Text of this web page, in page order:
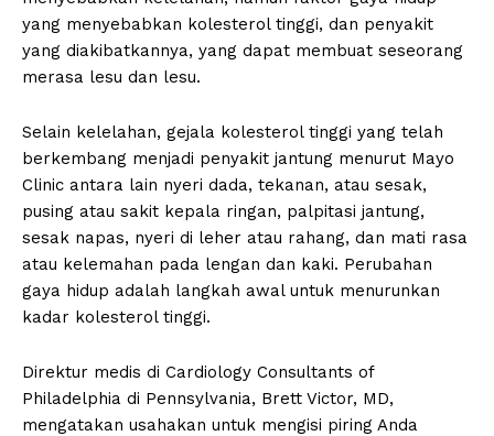
yang menyebabkan kolesterol tinggi, dan penyakit
yang diakibatkannya, yang dapat membuat seseorang
merasa lesu dan lesu.
Selain kelelahan, gejala kolesterol tinggi yang telah
berkembang menjadi penyakit jantung menurut Mayo
Clinic antara lain nyeri dada, tekanan, atau sesak,
pusing atau sakit kepala ringan, palpitasi jantung,
sesak napas, nyeri di leher atau rahang, dan mati rasa
atau kelemahan pada lengan dan kaki. Perubahan
gaya hidup adalah langkah awal untuk menurunkan
kadar kolesterol tinggi.
Direktur medis di Cardiology Consultants of
Philadelphia di Pennsylvania, Brett Victor, MD,
mengatakan usahakan untuk mengisi piring Anda